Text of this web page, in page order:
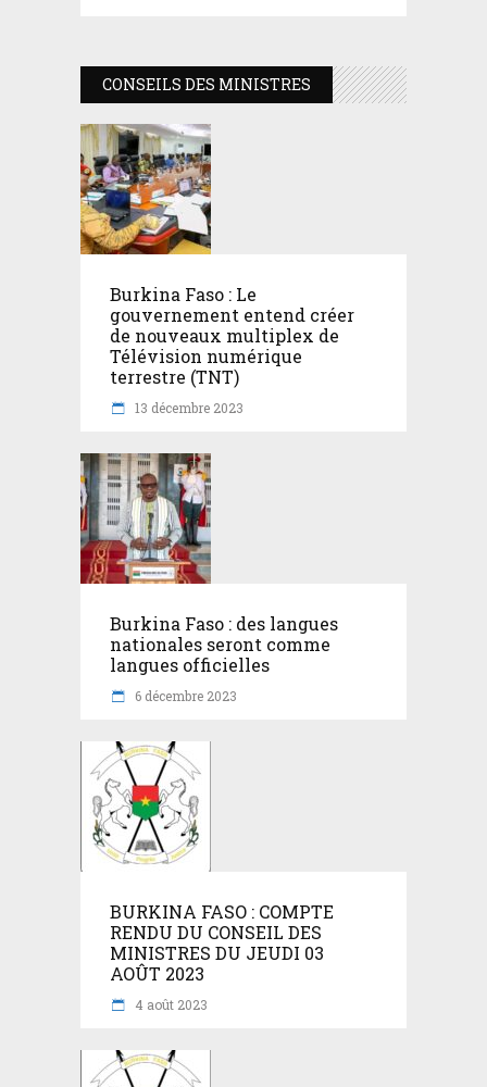
CONSEILS DES MINISTRES
Burkina Faso : Le
gouvernement entend créer
de nouveaux multiplex de
Télévision numérique
terrestre (TNT)
13 décembre 2023
Burkina Faso : des langues
nationales seront comme
langues officielles
6 décembre 2023
BURKINA FASO : COMPTE
RENDU DU CONSEIL DES
MINISTRES DU JEUDI 03
AOÛT 2023
4 août 2023